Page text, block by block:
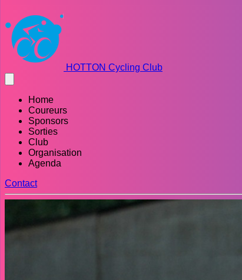
HOTTON Cycling Club
Home
Coureurs
Sponsors
Sorties
Club
Organisation
Agenda
Contact